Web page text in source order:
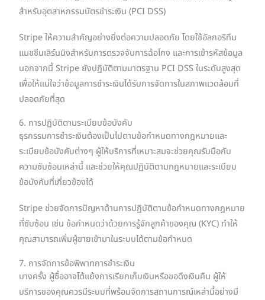
สำหรับอุตสาหกรรมบัตรชำระเงิน (PCI DSS)
Stripe ให้ความสำคัญอย่างยิ่งต่อความปลอดภัย โดยใช้อัลกอริทึม
แมชชีนเลิร์นนิงสำหรับการตรวจจับการฉ้อโกง และการเข้ารหัสข้อมูล
นอกจากนี้ Stripe ยังปฏิบัติตามมาตรฐาน PCI DSS ในระดับสูงสุด
เพื่อให้แน่ใจว่าข้อมูลการชำระเงินได้รับการจัดการในสภาพแวดล้อมที่
ปลอดภัยที่สุด
6. การปฏิบัติตามระเบียบข้อบังคับ
ธุรกรรมการชำระเงินต้องเป็นไปตามข้อกำหนดทางกฎหมายและ
ระเบียบข้อบังคับต่างๆ ผู้ให้บริการที่เหมาะสมจะช่วยคุณรับมือกับ
ความซับซ้อนเหล่านี้ และช่วยให้คุณปฏิบัติตามกฎหมายและระเบียบ
ข้อบังคับที่เกี่ยวข้องได้
Stripe ช่วยจัดการปัญหาด้านการปฏิบัติตามข้อกำหนดทางกฎหมาย
ที่ซับซ้อน เช่น ข้อกำหนดว่าด้วยการรู้จักลูกค้าของคุณ (KYC) ทำให้
คุณสามารถเพิ่มผู้ขายเข้ามาในระบบได้ตามข้อกำหนด
7. การจัดการข้อพิพาทการชำระเงิน
บางครั้ง ผู้ซื้ออาจโต้แย้งการเรียกเก็บเงินหรือขอดึงเงินคืน ผู้ให้
บริการของคุณควรมีระบบที่พร้อมจัดการสถานการณ์เหล่านี้อย่างมี